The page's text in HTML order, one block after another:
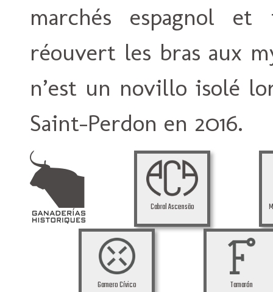
marchés espagnol
réouvert les bras aux
n’est un novillo isolé
Saint-Perdon en 2016.
Cabral Ascensão
Gamero Cívico Tamarón